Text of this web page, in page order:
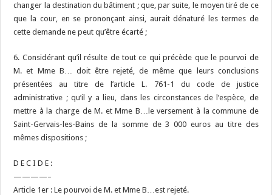
changer la destination du bâtiment ; que, par suite, le moyen tiré de ce
que la cour, en se prononçant ainsi, aurait dénaturé les termes de
cette demande ne peut qu’être écarté ;
6. Considérant qu’il résulte de tout ce qui précède que le pourvoi de
M. et Mme B… doit être rejeté, de même que leurs conclusions
présentées au titre de l’article L. 761-1 du code de justice
administrative ; qu’il y a lieu, dans les circonstances de l’espèce, de
mettre à la charge de M. et Mme B…le versement à la commune de
Saint-Gervais-les-Bains de la somme de 3 000 euros au titre des
mêmes dispositions ;
D E C I D E :
————–
Article 1er : Le pourvoi de M. et Mme B…est rejeté.